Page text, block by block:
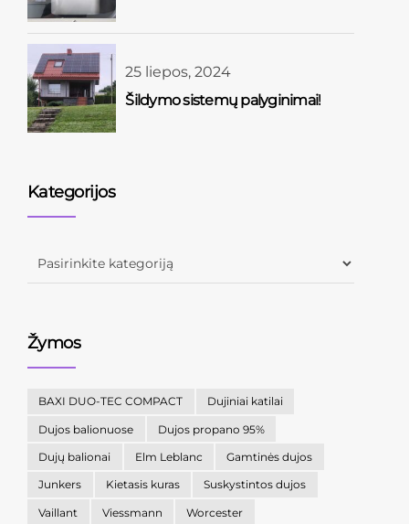
25 liepos, 2024
Šildymo sistemų palyginimai!
Kategorijos
Žymos
BAXI DUO-TEC COMPACT Dujiniai katilai
Dujos balionuose Dujos propano 95%
Dujų balionai Elm Leblanc Gamtinės dujos
Junkers Kietasis kuras Suskystintos dujos
Vaillant Viessmann Worcester